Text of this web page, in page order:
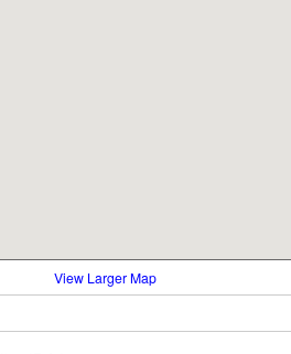
View Larger Map